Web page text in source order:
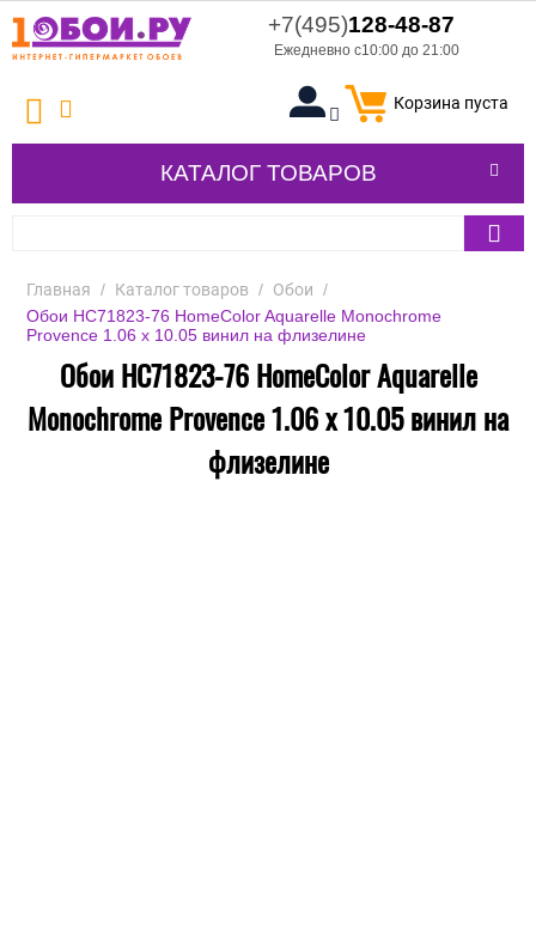
+7(495)128-48-87
Ежедневно с10:00 до 21:00
Корзина пуста
КАТАЛОГ ТОВАРОВ
Главная / Каталог товаров / Обои /
Обои HC71823-76 HomeColor Aquarelle Monochrome
Provence 1.06 x 10.05 винил на флизелине
Обои HC71823-76 HomeColor Aquarelle
Monochrome Provence 1.06 x 10.05 винил на
флизелине